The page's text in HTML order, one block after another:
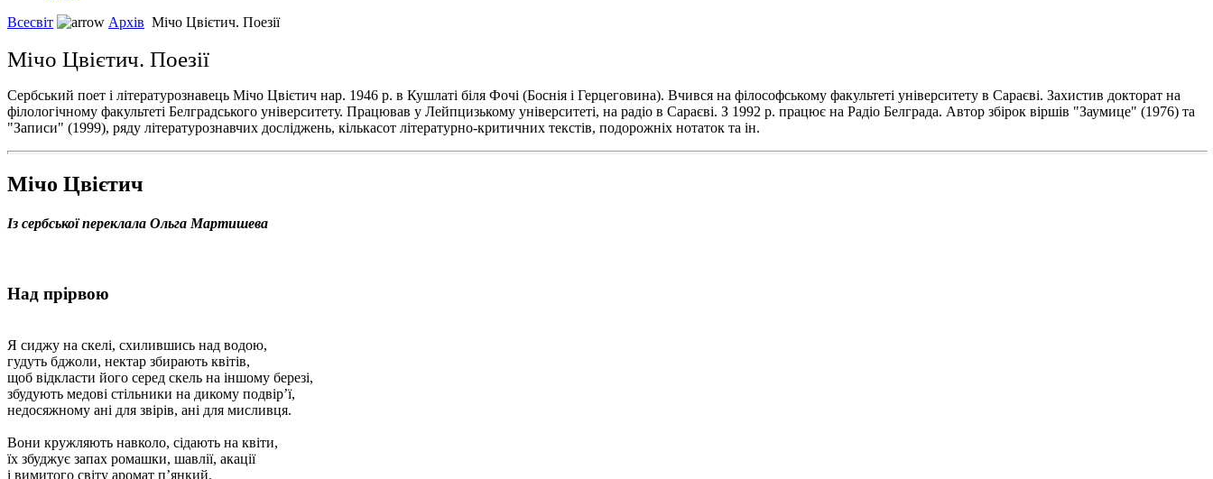
Всесвіт
Архів Мічо Цвієтич. Поезії
Мічо Цвієтич. Поезії
Сербський поет і літературознавець Мічо Цвієтич нар. 1946 р. в Кушлаті біля Фочі (Боснія і Герцеговина). Вчився на філософському факультеті університету в Сараєві. Захистив докторат на
філологічному факультеті Белградського університету. Працював у Лейпцизькому університеті, на радіо в Сараєві. З 1992 р. працює на Радіо Белграда. Автор збірок віршів "Заумице" (1976) та
"Записи" (1999), ряду літературознавчих досліджень, кількасот літературно-критичних текстів, подорожніх нотаток та ін.
Мічо Цвієтич
Із сербської переклала Ольга Мартишева
Над прірвою
Я сиджу на скелі, схилившись над водою,
гудуть бджоли, нектар збирають квітів,
щоб відкласти його серед скель на іншому березі,
збудують медові стільники на дикому подвір’ї,
недосяжному ані для звірів, ані для мисливця.
Вони кружляють навколо, сідають на квіти,
їх збуджує запах ромашки, шавлії, акації
і вимитого світу аромат п’янкий.